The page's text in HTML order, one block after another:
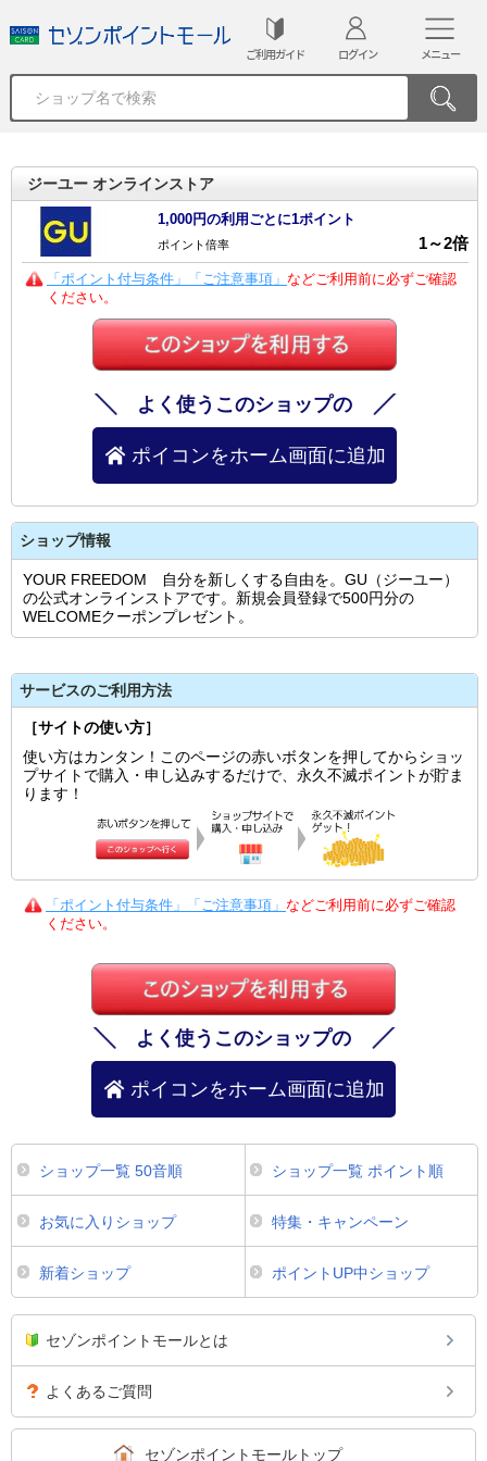
ご利用ガイド ログイン メニュー
ジーユー オンラインストア
1,000円の利用ごとに1ポイント
ポイント倍率 1～2倍
「ポイント付与条件」「ご注意事項」 などご利用前に必ずご確認
ください。
よく使うこのショップの
ポイコンをホーム画面に追加
ショップ情報
YOUR FREEDOM 自分を新しくする自由を。GU（ジーユー）
の公式オンラインストアです。新規会員登録で500円分の
WELCOMEクーポンプレゼント。
サービスのご利用方法
［サイトの使い方］
使い方はカンタン！このページの赤いボタンを押してからショッ
プサイトで購入・申し込みするだけで、永久不滅ポイントが貯ま
ります！
「ポイント付与条件」「ご注意事項」 などご利用前に必ずご確認
ください。
よく使うこのショップの
ポイコンをホーム画面に追加
ショップ一覧 50音順 ショップ一覧 ポイント順
お気に入りショップ 特集・キャンペーン
新着ショップ ポイントUP中ショップ
セゾンポイントモールとは
よくあるご質問
セゾンポイントモールトップ